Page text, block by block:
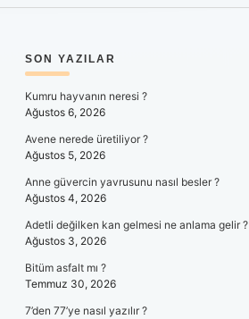
SIDEBAR
SON YAZILAR
Kumru hayvanın neresi ?
Ağustos 6, 2026
Avene nerede üretiliyor ?
Ağustos 5, 2026
Anne güvercin yavrusunu nasıl besler ?
Ağustos 4, 2026
Adetli değilken kan gelmesi ne anlama gelir ?
Ağustos 3, 2026
Bitüm asfalt mı ?
Temmuz 30, 2026
7’den 77’ye nasıl yazılır ?